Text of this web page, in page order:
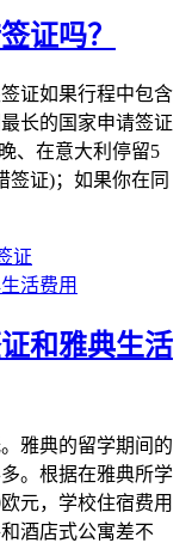
证吗？
证如果行程中包含
长的国家申请签证
、在意大利停留5
签证)；如果你在同
证
和雅典生活
雅典的留学期间的
。根据在雅典所学
元，学校住宿费用
酒店式公寓差不